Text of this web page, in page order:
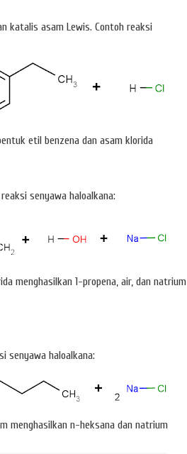
katalis asam Lewis. Contoh reaksi
etil benzena dan asam klorida
senyawa haloalkana:
menghasilkan 1-propena, air, dan natrium
senyawa haloalkana:
menghasilkan n-heksana dan natrium